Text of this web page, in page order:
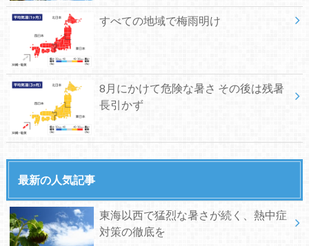
すべての地域で梅雨明け
8月にかけて危険な暑さ その後は残暑
長引かず
最新の人気記事
東海以西で猛烈な暑さが続く、熱中症
対策の徹底を